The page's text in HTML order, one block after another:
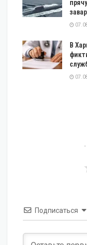
В
Подписаться